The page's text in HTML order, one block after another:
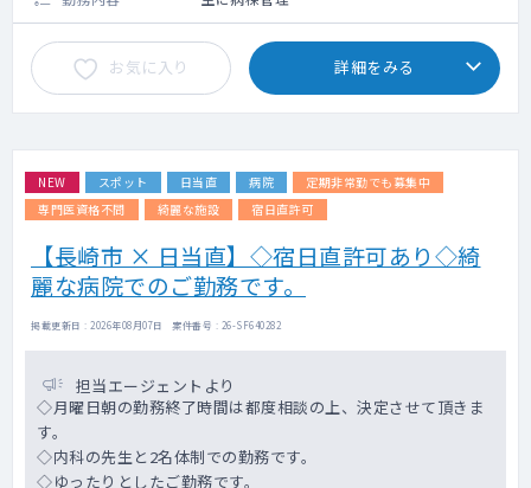
お気に入り 詳細をみる
NEW スポット 日当直 病院
定期非常勤でも募集中
専門医資格不問
綺麗な施設 宿日直許可
【長崎市 × 日当直】◇宿日直許可あり◇綺
麗な病院でのご勤務です。
掲載更新日 : 2026年08月07日 案件番号 : 26-SF640282
担当エージェントより
◇月曜日朝の勤務終了時間は都度相談の上、決定させて頂きま
す。
◇内科の先生と2名体制での勤務です。
◇ゆったりとしたご勤務です。